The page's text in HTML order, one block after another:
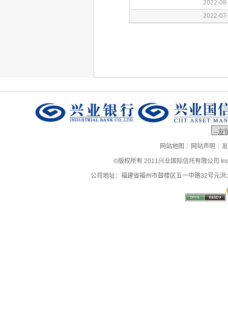
网站地图 | 网站声明 |
©版权所有 2011兴业国际信托有限公司
公司地址：福建省福州市鼓楼区五一中路32号元